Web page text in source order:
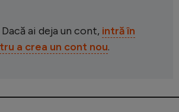
Dacă ai deja un cont, intră în
a crea un cont nou.